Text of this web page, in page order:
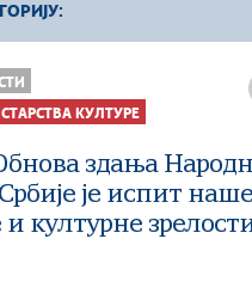
културе
културног наслеђа
односе и
области културе
стваралаштво
КУЛТУРЕ
здања
је испит наше
културне